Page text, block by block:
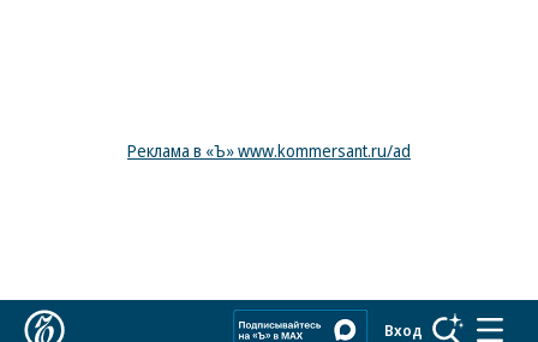
Реклама в «Ъ» www.kommersant.ru/ad
Вход